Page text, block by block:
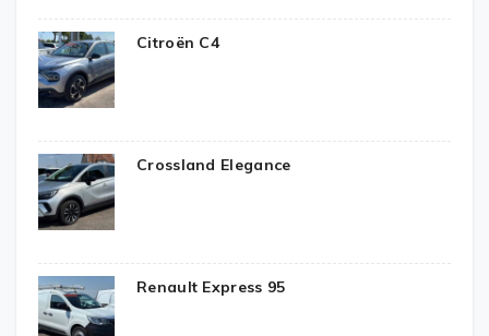
Citroën C4
Crossland Elegance
Renault Express 95